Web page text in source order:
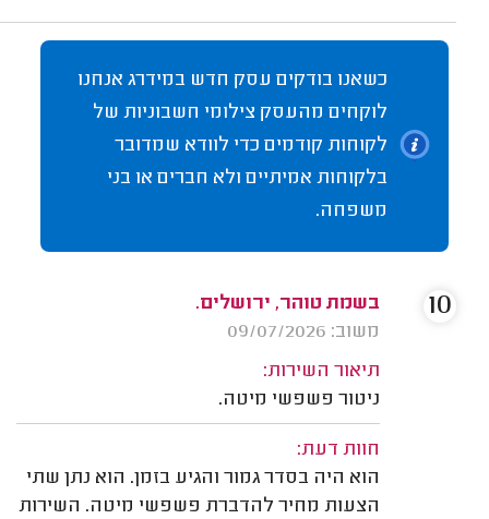
כשאנו בודקים עסק חדש במידרג אנחנו
לוקחים מהעסק צילומי חשבוניות של
לקוחות קודמים כדי לוודא שמדובר
בלקוחות אמיתיים ולא חברים או בני
משפחה.
בשמת טוהר, ירושלים.
משוב: 09/07/2026
תיאור השירות:
ניטור פשפשי מיטה.
חוות דעת:
הוא היה בסדר גמור והגיע בזמן. הוא נתן שתי
הצעות מחיר להדברת פשפשי מיטה. השירות
10